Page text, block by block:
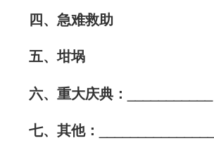
四、急难救助
五、坩埚
六、重大庆典：___________
七、其他：________________